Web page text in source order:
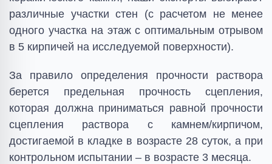
различные участки стен (с расчетом не менее
одного участка на этаж с оптимальным отрывом
в 5 кирпичей на исследуемой поверхности).
За правило определения прочности раствора
берется предельная прочность сцепления,
которая должна приниматься равной прочности
сцепления раствора с камнем/кирпичом,
достигаемой в кладке в возрасте 28 суток, а при
контрольном испытании – в возрасте 3 месяца.